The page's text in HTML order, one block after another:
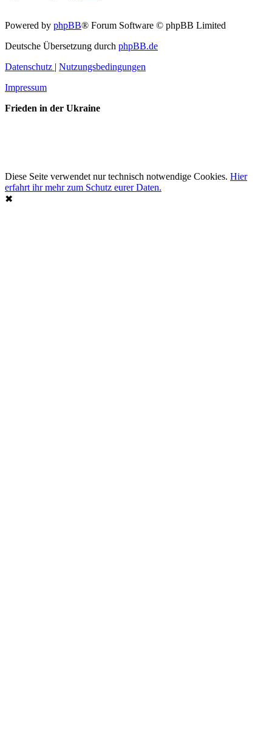
Powered by phpBB® Forum Software © phpBB Limited
Deutsche Übersetzung durch phpBB.de
Datenschutz | Nutzungsbedingungen
Impressum
Frieden in der Ukraine
Diese Seite verwendet nur technisch notwendige Cookies. Hier
erfahrt ihr mehr zum Schutz eurer Daten.
✖